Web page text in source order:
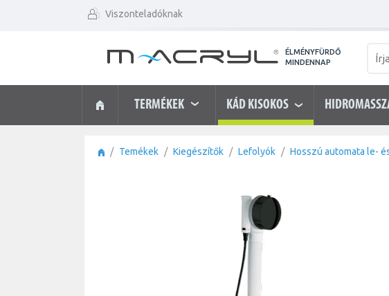
Viszonteladóknak
ÉLMÉNYFÜRDŐ
MINDENNAP
TERMÉKEK KÁD KISOKOS
Temékek Kiegészítők Lefolyók Hosszú automata le-